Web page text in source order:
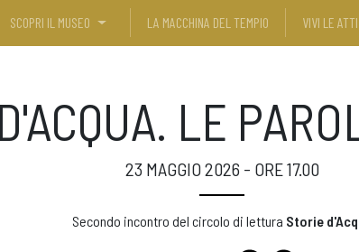
SCOPRI IL MUSEO LA MACCHINA DEL TEMPIO VIVI LE
LE
23 MAGGIO 2026 - ORE 17.00
Secondo incontro del circolo di lettura Storie